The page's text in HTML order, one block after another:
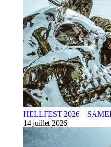
HELLFEST 2026 –
14 juillet 2026